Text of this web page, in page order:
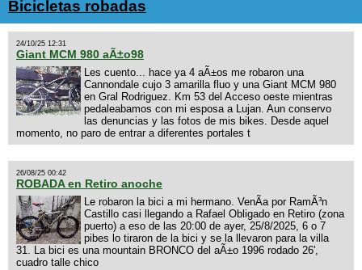
Bicicletas robadas
24/10/25 12:31
Giant MCM 980 aÃ±o98
Les cuento... hace ya 4 aÃ±os me robaron una
Cannondale cujo 3 amarilla fluo y una Giant MCM 980
en Gral Rodriguez. Km 53 del Acceso oeste mientras
pedaleabamos con mi esposa a Lujan. Aun conservo
las denuncias y las fotos de mis bikes. Desde aquel
momento, no paro de entrar a diferentes portales t
26/08/25 00:42
ROBADA en Retiro anoche
Le robaron la bici a mi hermano. VenÃ­a por RamÃ³n
Castillo casi llegando a Rafael Obligado en Retiro (zona
puerto) a eso de las 20:00 de ayer, 25/8/2025, 6 o 7
pibes lo tiraron de la bici y se la llevaron para la villa
31. La bici es una mountain BRONCO del aÃ±o 1996 rodado 26',
cuadro talle chico